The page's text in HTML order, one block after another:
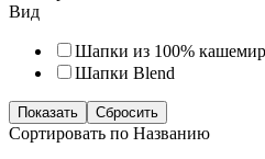
Вид
Шапки из 100%
Шапки Blend
Сортировать по Названию